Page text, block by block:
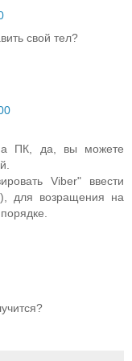
свой тел?
ПК, да, вы можете
Viber" ввести
для возращения на